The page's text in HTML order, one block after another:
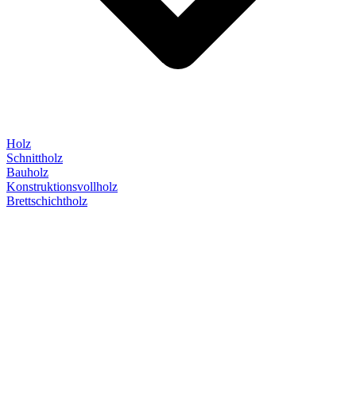
Holz
Schnittholz
Bauholz
Konstruktionsvollholz
Brettschichtholz